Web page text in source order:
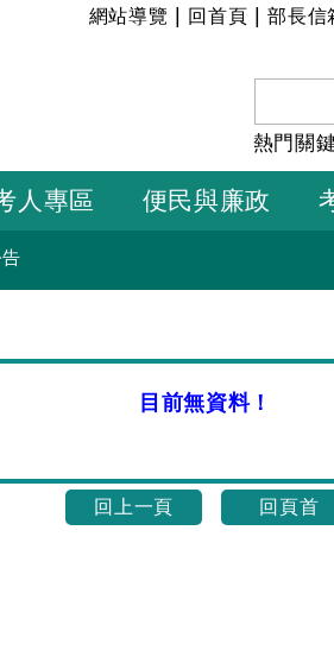
:::
網站導覽 回首頁 |部長信
熱門關
人專區 便民與廉政
目前無資料！
回上一頁 回頁首